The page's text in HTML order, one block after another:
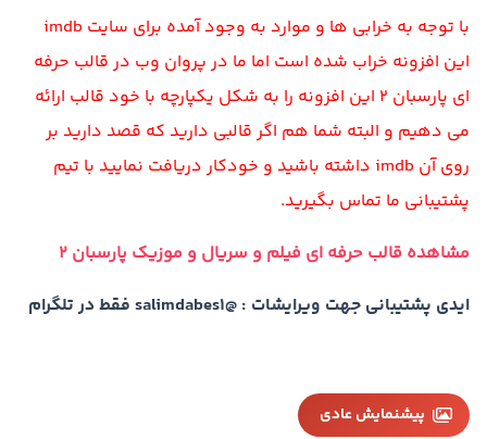
با توجه به خرابی ها و موارد به وجود آمده برای سایت imdb
این افزونه خراب شده است اما ما در پروان وب در قالب حرفه
ای پارسبان 2 این افزونه را به شکل یکپارچه با خود قالب ارائه
می دهیم و البته شما هم اگر قالبی دارید که قصد دارید بر
روی آن imdb داشته باشید و خودکار دریافت نمایید با تیم
پشتیبانی ما تماس بگیرید.
مشاهده قالب حرفه ای فیلم و سریال و موزیک پارسبان 2
ایدی پشتیبانی جهت ویرایشات : @salimdabes1 فقط در تلگرام
پیشنمایش عادی